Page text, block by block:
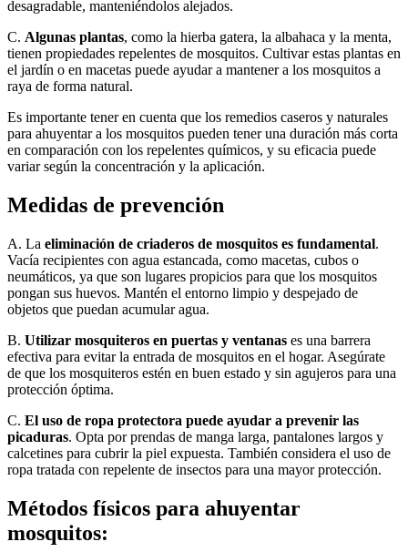
desagradable, manteniéndolos alejados.
C. Algunas plantas, como la hierba gatera, la albahaca y la menta,
tienen propiedades repelentes de mosquitos. Cultivar estas plantas en
el jardín o en macetas puede ayudar a mantener a los mosquitos a
raya de forma natural.
Es importante tener en cuenta que los remedios caseros y naturales
para ahuyentar a los mosquitos pueden tener una duración más corta
en comparación con los repelentes químicos, y su eficacia puede
variar según la concentración y la aplicación.
Medidas de prevención
A. La eliminación de criaderos de mosquitos es fundamental.
Vacía recipientes con agua estancada, como macetas, cubos o
neumáticos, ya que son lugares propicios para que los mosquitos
pongan sus huevos. Mantén el entorno limpio y despejado de
objetos que puedan acumular agua.
B. Utilizar mosquiteros en puertas y ventanas es una barrera
efectiva para evitar la entrada de mosquitos en el hogar. Asegúrate
de que los mosquiteros estén en buen estado y sin agujeros para una
protección óptima.
C. El uso de ropa protectora puede ayudar a prevenir las
picaduras. Opta por prendas de manga larga, pantalones largos y
calcetines para cubrir la piel expuesta. También considera el uso de
ropa tratada con repelente de insectos para una mayor protección.
Métodos físicos para ahuyentar
mosquitos: